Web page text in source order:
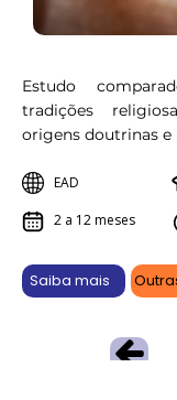
Estudo
tradições
origens doutrinas e
EAD
2 a 12 meses
Saiba mais